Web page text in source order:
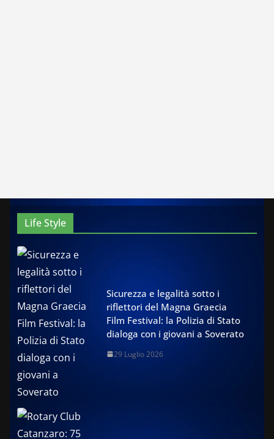
Life Style
Sicurezza e legalità sotto i
riflettori del Magna Graecia
Film Festival: la Polizia di Stato
dialoga con i giovani a Soverato
29 Luglio 2026